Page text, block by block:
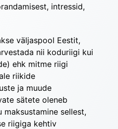
intressid,
väljaspool Eestit,
nii koduriigi kui
ehk mitme riigi
riikide
ja muude
sätete oleneb
sellest,
riigiga kehtiv